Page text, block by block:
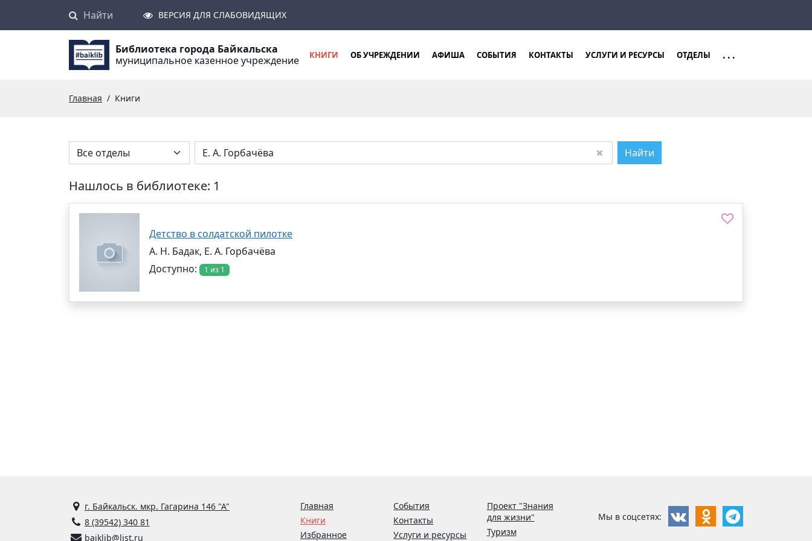
Найти
Нашлось в библиотеке: 1
Детство в солдатской пилотке
А. Н. Бадак, Е. А. Горбачёва
Доступно:
1 из 1
Поиск
Найти
Найти ВЕРСИЯ ДЛЯ СЛАБОВИДЯЩИХ
Библиотека города Байкальска
муниципальное казенное учреждение
КНИГИ ОБ УЧРЕЖДЕНИИ АФИША СОБЫТИЯ КОНТАКТЫ УСЛУГИ И РЕСУРСЫ ОТДЕЛЫ ...
Главная Книги
г. Байкальск. мкр. Гагарина 146 "А"
8 (39542) 340 81
baiklib@list.ru
Главная
Книги
Избранное
События
Контакты
Услуги и ресурсы
Проект "Знания
для жизни"
Туризм
Мы в соцсетях: